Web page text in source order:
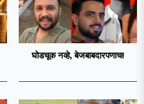
घोडचूक नव्हे, बेजबाबदारपणाच!